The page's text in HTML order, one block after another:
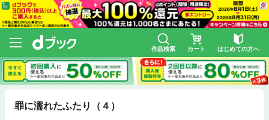
作品検索 カート はじめての方へ
罪に濡れたふたり（４）